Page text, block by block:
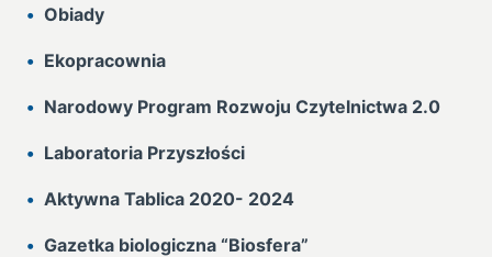
Obiady
Ekopracownia
Narodowy Program Rozwoju Czytelnictwa 2.0
Laboratoria Przyszłości
Aktywna Tablica 2020- 2024
Gazetka biologiczna “Biosfera”